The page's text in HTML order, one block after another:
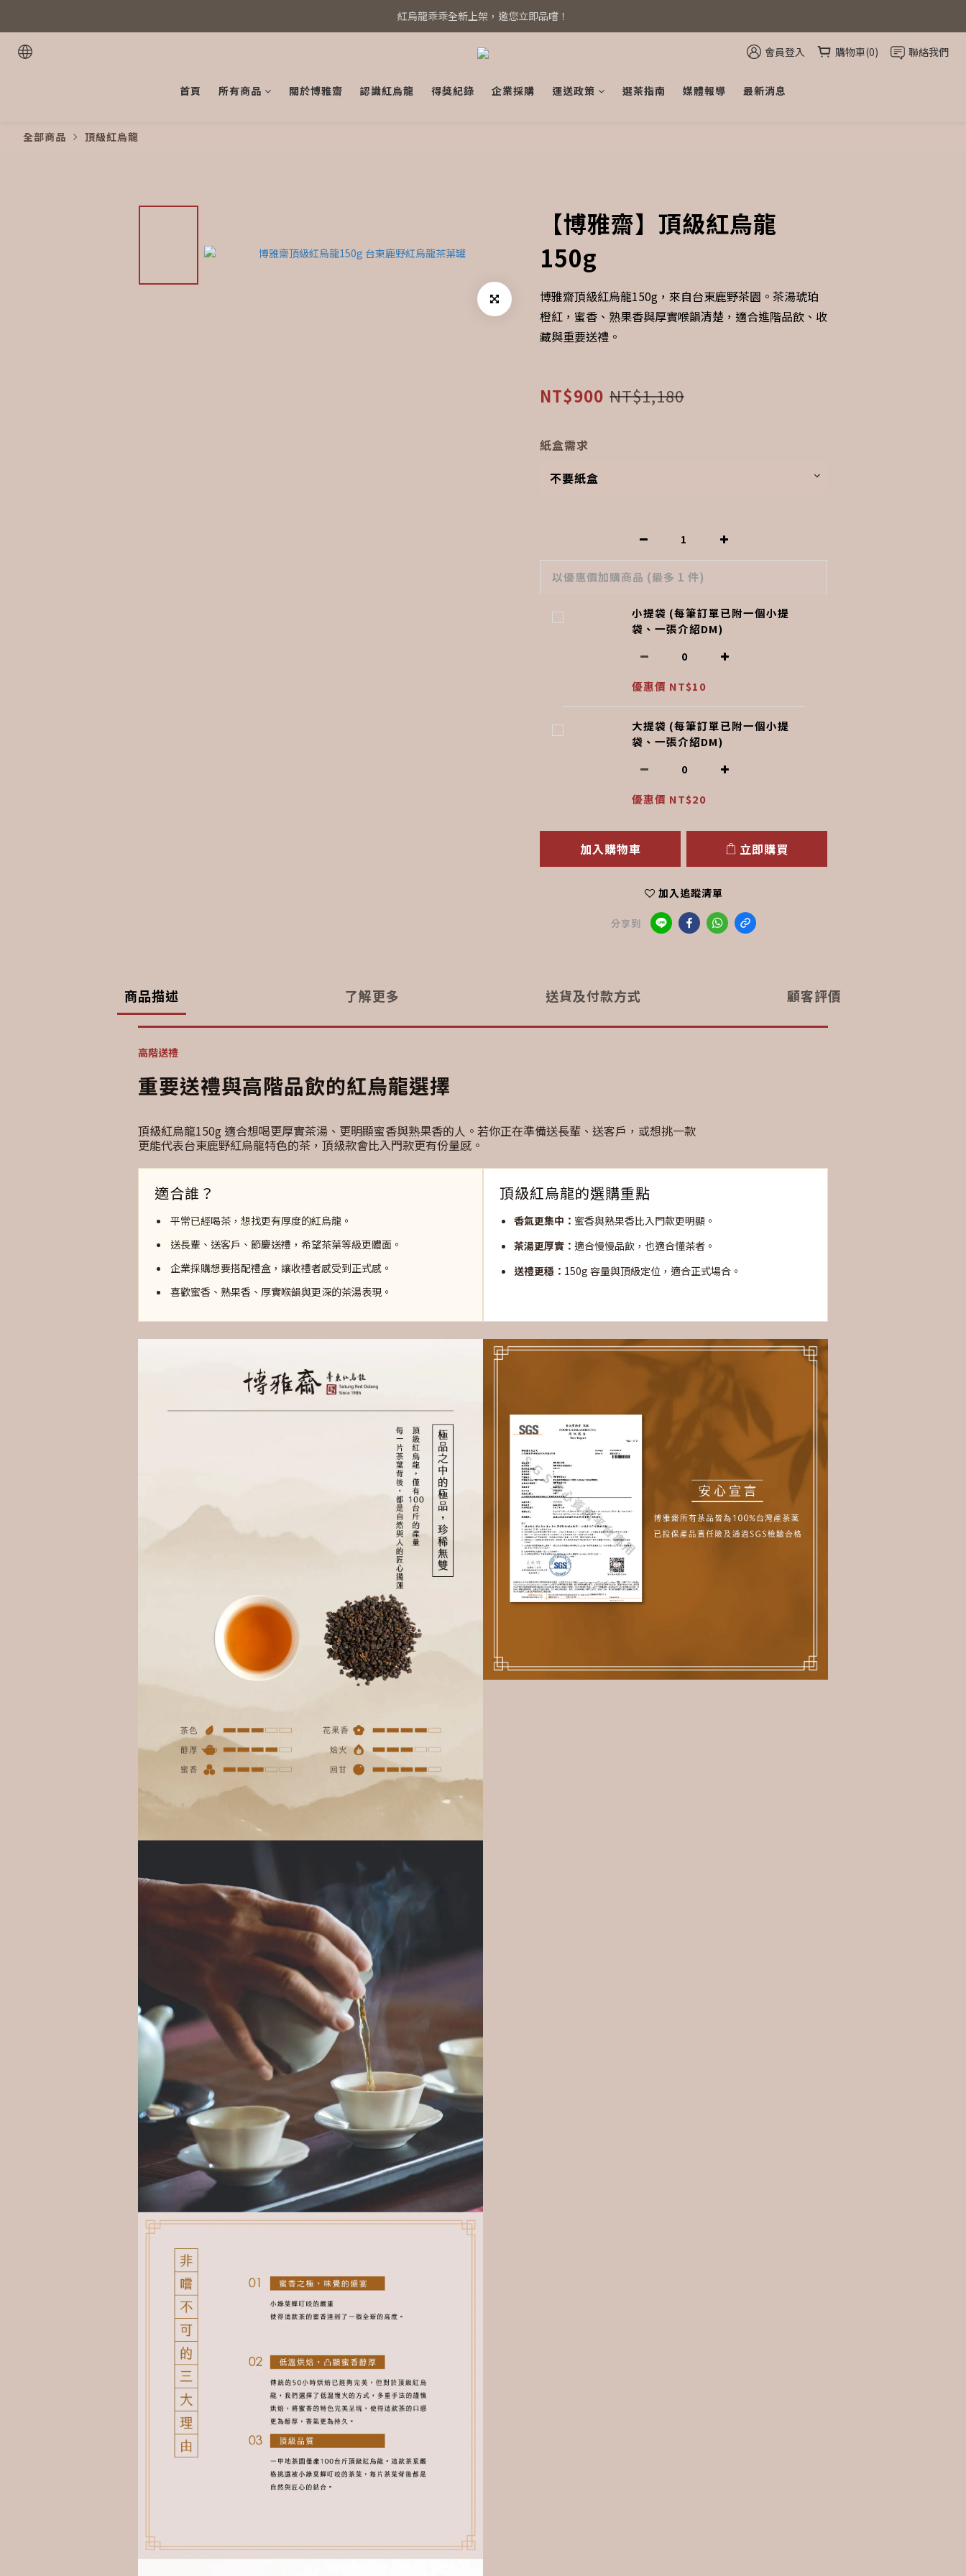
系統全新升級！立即綁定 Line@
紅烏龍乖乖全新上架，邀您立即品嚐！
系統全新升級！立即綁定 Line@ 會員登入 購物車(0) 聯絡我們
首頁 所有商品 關於博雅齋 認識紅烏龍 得獎紀錄 企業採購 運送政策 選茶指南 媒體報導 最新消息
全部商品 頂級紅烏龍
【博雅齋】頂級紅烏龍
150g
博雅齋頂級紅烏龍150g，來自台東鹿野茶園。茶湯琥珀
橙紅，蜜香、熟果香與厚實喉韻清楚，適合進階品飲、收
藏與重要送禮。
NT$900 NT$1,180
紙盒需求
以優惠價加購商品 (最多 1 件)
小提袋 (每筆訂單已附一個小提
袋、一張介紹DM)
優惠價 NT$10
大提袋 (每筆訂單已附一個小提
袋、一張介紹DM)
優惠價 NT$20
加入購物車 立即購買
加入追蹤清單
分享到
商品描述 了解更多 送貨及付款方式 顧客評價
高階送禮
重要送禮與高階品飲的紅烏龍選擇
頂級紅烏龍150g 適合想喝更厚實茶湯、更明顯蜜香與熟果香的人。若你正在準備送長輩、送客戶，或想挑一款
更能代表台東鹿野紅烏龍特色的茶，頂級款會比入門款更有份量感。
適合誰？
平常已經喝茶，想找更有厚度的紅烏龍。
送長輩、送客戶、節慶送禮，希望茶葉等級更體面。
企業採購想要搭配禮盒，讓收禮者感受到正式感。
喜歡蜜香、熟果香、厚實喉韻與更深的茶湯表現。
頂級紅烏龍的選購重點
香氣更集中： 蜜香與熟果香比入門款更明顯。
茶湯更厚實： 適合慢慢品飲，也適合懂茶者。
送禮更穩： 150g 容量與頂級定位，適合正式場合。